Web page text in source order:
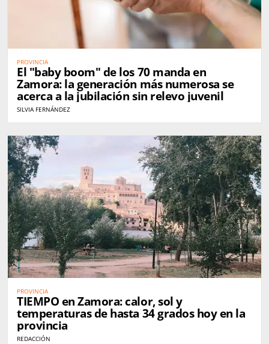
PROVINCIA
El "baby boom" de los 70 manda en
Zamora: la generación más numerosa se
acerca a la jubilación sin relevo juvenil
SILVIA FERNÁNDEZ
PROVINCIA
TIEMPO en Zamora: calor, sol y
temperaturas de hasta 34 grados hoy en la
provincia
REDACCIÓN